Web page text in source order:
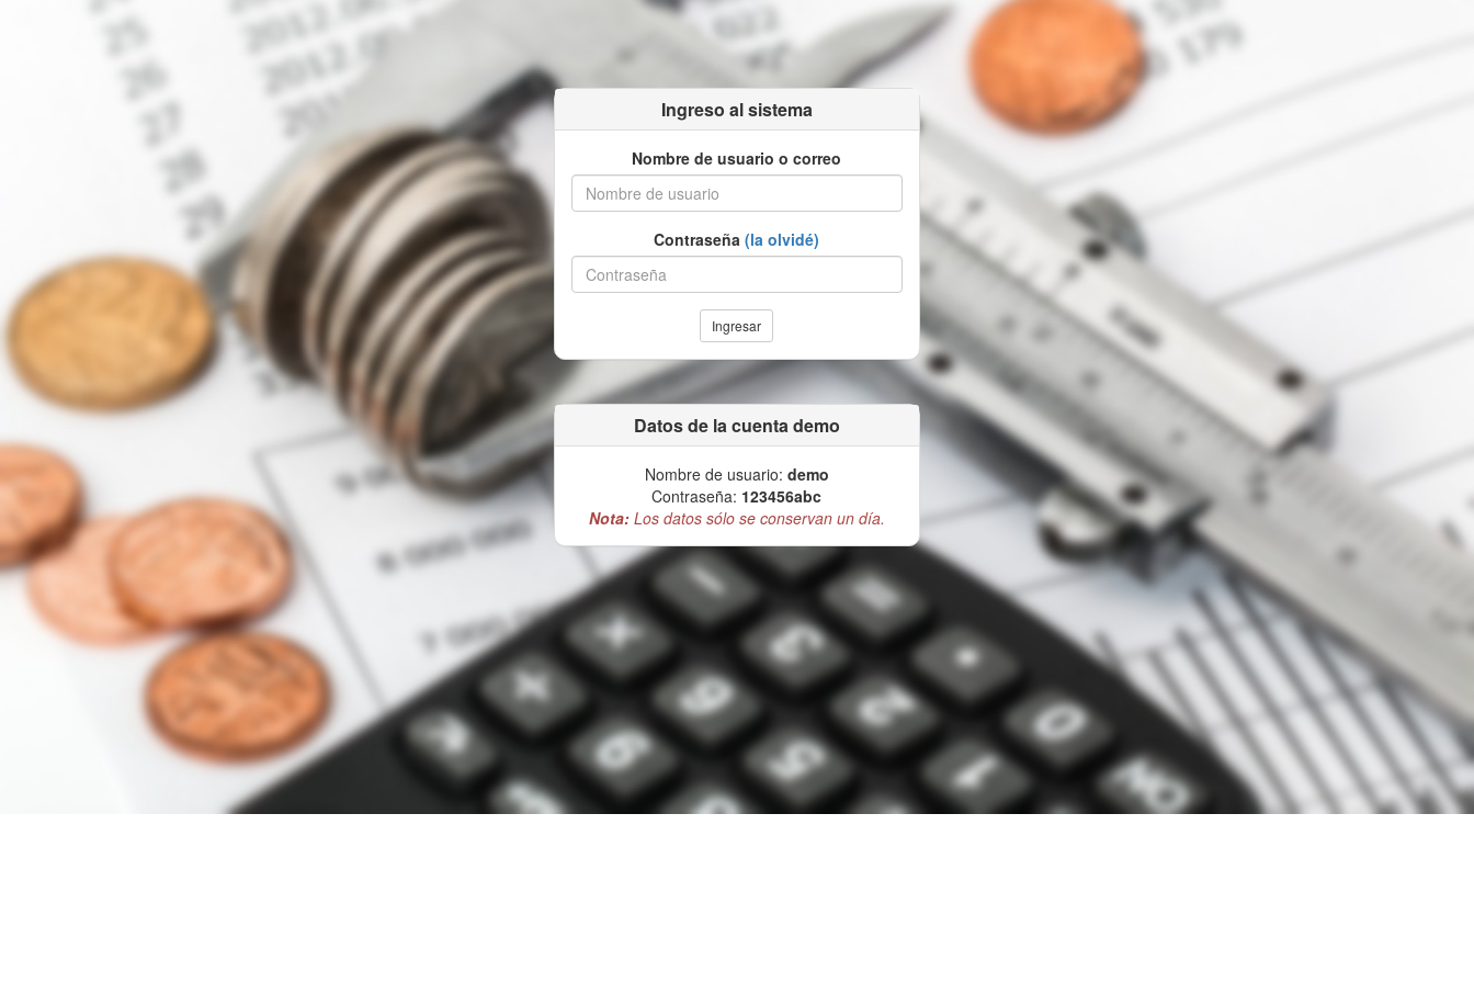
Ingreso al sistema
Nombre de usuario o correo
Contraseña(la olvidé)
Ingresar
Datos de la cuenta demo
Nombre de usuario: demo
Contraseña: 123456abc
Nota: Los datos sólo se conservan un día.